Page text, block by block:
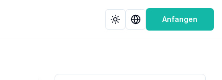
Anfangen